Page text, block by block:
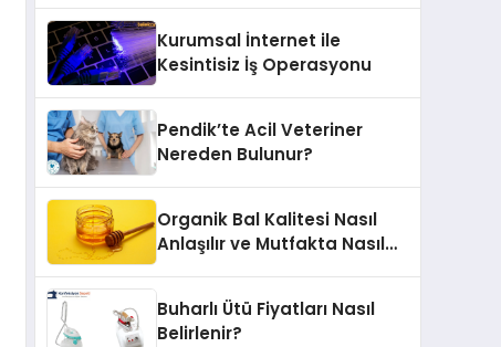
Kurumsal İnternet ile
Kesintisiz İş Operasyonu
Pendik’te Acil Veteriner
Nereden Bulunur?
Organik Bal Kalitesi Nasıl
Anlaşılır ve Mutfakta Nasıl
Buharlı Ütü Fiyatları Nasıl
Belirlenir?